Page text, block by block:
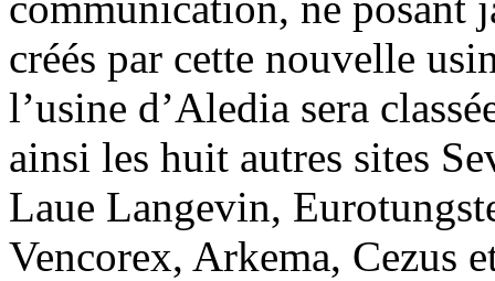
créés par cette nouvelle
l’usine d’Aledia sera
ainsi les huit autres sites
Laue Langevin,
Vencorex, Arkema, Cezus